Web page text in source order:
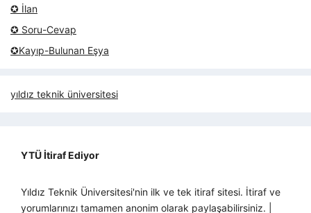
✪ İlan
✪ Soru-Cevap
✪Kayıp-Bulunan Eşya
yıldız teknik üniversitesi
YTÜ İtiraf Ediyor
Yıldız Teknik Üniversitesi'nin ilk ve tek itiraf sitesi. İtiraf ve
yorumlarınızı tamamen anonim olarak paylaşabilirsiniz. |